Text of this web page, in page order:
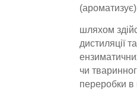
шляхом
дистиляції
чи
переробки в